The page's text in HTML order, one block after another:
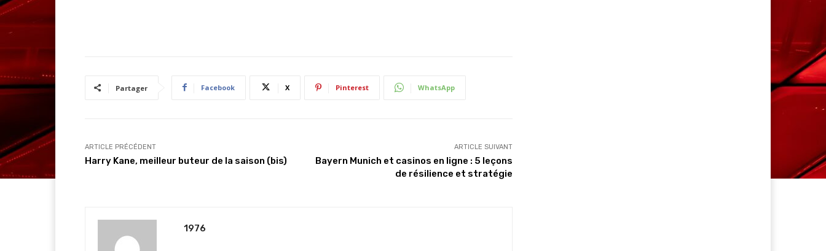
Partager Facebook X Pinterest WhatsApp
ARTICLE PRÉCÉDENT
Harry Kane, meilleur buteur de la saison (bis)
ARTICLE SUIVANT
Bayern Munich et casinos en ligne : 5 leçons
de résilience et stratégie
1976